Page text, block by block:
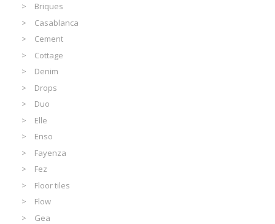
Briques
Casablanca
Cement
Cottage
Denim
Drops
Duo
Elle
Enso
Fayenza
Fez
Floor tiles
Flow
Gea